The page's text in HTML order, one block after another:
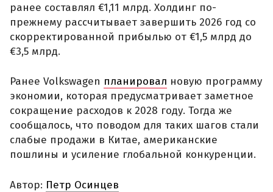
ранее составлял €1,11 млрд. Холдинг по-
прежнему рассчитывает завершить 2026 год со
скорректированной прибылью от €1,5 млрд до
€3,5 млрд.
Ранее Volkswagen планировал новую программу
экономии, которая предусматривает заметное
сокращение расходов к 2028 году. Тогда же
сообщалось, что поводом для таких шагов стали
слабые продажи в Китае, американские
пошлины и усиление глобальной конкуренции.
Автор: Петр Осинцев